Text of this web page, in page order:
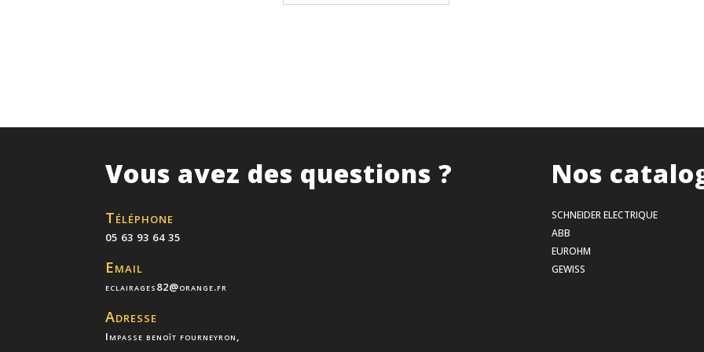
Vous avez des questions ?
Téléphone
05 63 93 64 35
Email
eclairages82@orange.fr
Adresse
Impasse benoît fourneyron,
Nos
SCHNEIDER ELECTRIQUE
ABB
EUROHM
GEWISS